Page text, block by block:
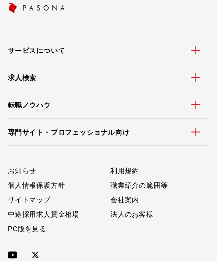
サービスについて
求人検索
転職ノウハウ
専門サイト・プロフェッショナル向け
お知らせ
利用規約
個人情報保護方針
職業紹介の範囲等
サイトマップ
会社案内
中途採用求人賃金相場
法人のお客様
PC版を見る